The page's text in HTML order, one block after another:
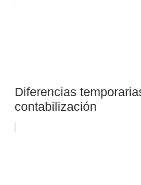
Diferencias
contabilización